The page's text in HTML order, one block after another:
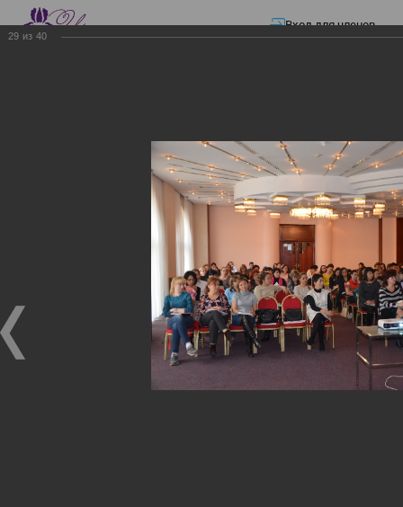
Вход для членов
Презентации
Изменения в трудовом и налоговом
законодательстве: Обязательное медицинское страхование, всеобщее
налоговое декларирование, изменения в налоговом законодательстве
2017 года в части ИПН и СН
Изменения в трудовом и
налоговом
законодательстве:
Обязательное
медицинское страхование,
29 из 40